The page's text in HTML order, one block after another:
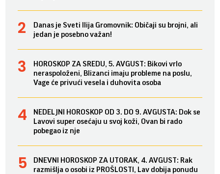
Danas je Sveti Ilija Gromovnik: Običaji su brojni, ali
jedan je posebno važan!
HOROSKOP ZA SREDU, 5. AVGUST: Bikovi vrlo
neraspoloženi, Blizanci imaju probleme na poslu,
Vage će privući vesela i duhovita osoba
NEDELJNI HOROSKOP OD 3. DO 9. AVGUSTA: Dok se
Lavovi super osećaju u svoj koži, Ovan bi rado
pobegao iz nje
DNEVNI HOROSKOP ZA UTORAK, 4. AVGUST: Rak
razmišlja o osobi iz PROŠLOSTI, Lav dobija ponudu